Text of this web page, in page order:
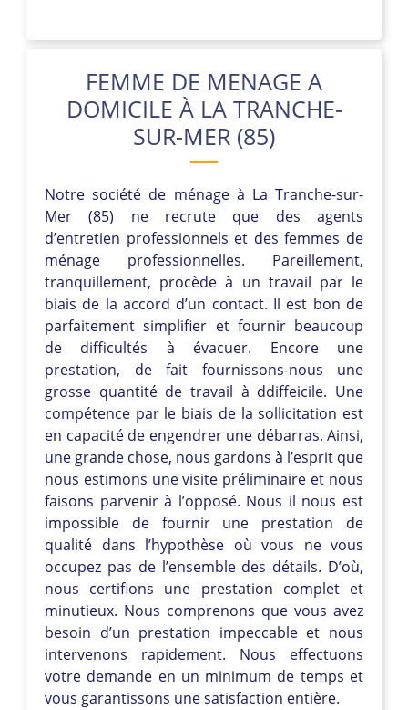
FEMME DE MENAGE A
DOMICILE À LA TRANCHE-
SUR-MER (85)
Notre société de ménage à La Tranche-sur-
Mer (85) ne recrute que des agents
d’entretien professionnels et des femmes de
ménage professionnelles. Pareillement,
tranquillement, procède à un travail par le
biais de la accord d’un contact. Il est bon de
parfaitement simplifier et fournir beaucoup
de difficultés à évacuer. Encore une
prestation, de fait fournissons-nous une
grosse quantité de travail à ddiffeicile. Une
compétence par le biais de la sollicitation est
en capacité de engendrer une débarras. Ainsi,
une grande chose, nous gardons à l’esprit que
nous estimons une visite préliminaire et nous
faisons parvenir à l’opposé. Nous il nous est
impossible de fournir une prestation de
qualité dans l’hypothèse où vous ne vous
occupez pas de l’ensemble des détails. D’où,
nous certifions une prestation complet et
minutieux. Nous comprenons que vous avez
besoin d’un prestation impeccable et nous
intervenons rapidement. Nous effectuons
votre demande en un minimum de temps et
vous garantissons une satisfaction entière.